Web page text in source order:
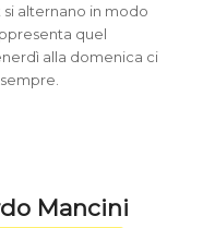
alternano in modo
quel
alla domenica ci
Mancini